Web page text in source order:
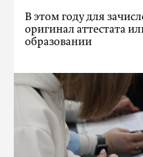
В этом году для
оригинал аттестата
образовании